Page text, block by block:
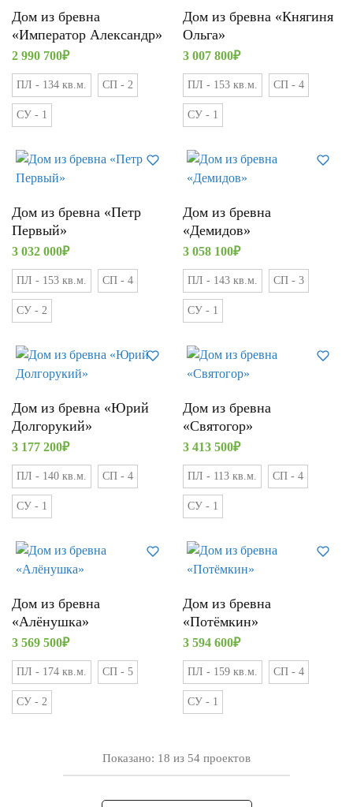
Дом из бревна
«Император Александр»
2 990 700₽
ПЛ - 134 кв.м. СП - 2
СУ - 1
Дом из бревна «Княгиня
Ольга»
3 007 800₽
ПЛ - 153 кв.м. СП - 4
СУ - 1
Дом из бревна «Петр
Первый»
3 032 000₽
ПЛ - 153 кв.м. СП - 4
СУ - 2
Дом из бревна
«Демидов»
3 058 100₽
ПЛ - 143 кв.м. СП - 3
СУ - 1
Дом из бревна «Юрий
Долгорукий»
3 177 200₽
ПЛ - 140 кв.м. СП - 4
СУ - 1
Дом из бревна
«Святогор»
3 413 500₽
ПЛ - 113 кв.м. СП - 4
СУ - 1
Дом из бревна
«Алёнушка»
3 569 500₽
ПЛ - 174 кв.м. СП - 5
СУ - 2
Дом из бревна
«Потёмкин»
3 594 600₽
ПЛ - 159 кв.м. СП - 4
СУ - 1
Показано: 18 из 54 проектов